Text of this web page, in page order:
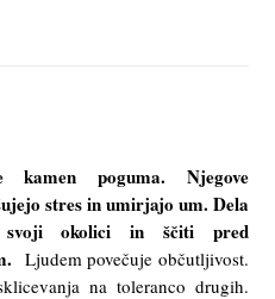
kamen poguma. Njegove
stres in umirjajo um. Dela
okolici in ščiti pred
Ljudem povečuje občutljivost.
na toleranco drugih.